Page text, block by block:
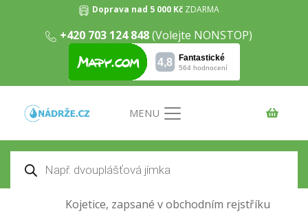
Doprava nad 5 000 Kč ZDARMA
+420 703 124 848(Volejte NONSTOP)
MENU
Products
search
Obchodní podmínky
Obchodní podmínky
Úvodní ustanovení
podmínky“) společnosti CEKO s.r.o., IČ:
60723335, sídlem Kojetice 185, 675 23
Kojetice, zapsané v obchodním rejstříku